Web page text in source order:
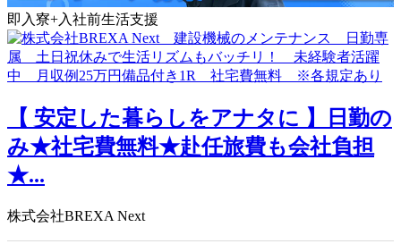
即入寮+入社前生活支援
【 安定した暮らしをアナタに 】日勤の
み★社宅費無料★赴任旅費も会社負担
★...
株式会社BREXA Next